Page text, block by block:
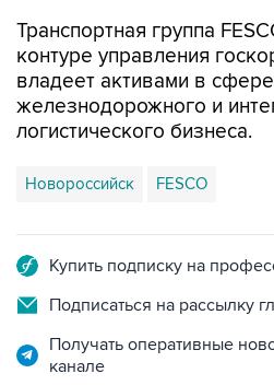
Транспортная группа
контуре управления
владеет активами в
железнодорожного и
логистического бизнеса.
Новороссийск FESCO
Купить подписку на
Подписаться на рассылку
Получать оперативные
канале